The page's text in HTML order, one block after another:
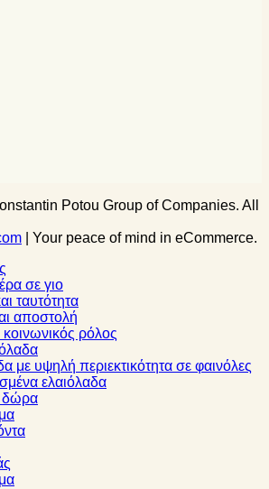
Potou Group of Companies. All
| Your peace of mind in eCommerce.
σε γιο
ταυτότητα
αποστολή
κοινωνικός ρόλος
με υψηλή περιεκτικότητα σε φαινόλες
ελαιόλαδα
δώρα